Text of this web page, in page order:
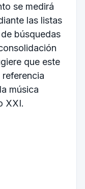
se medirá
las listas
búsquedas
que este
música
XXI.